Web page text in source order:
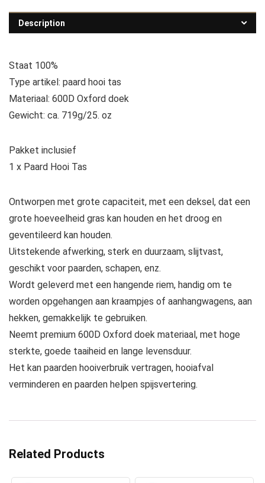
Description
Staat 100%
Type artikel: paard hooi tas
Materiaal: 600D Oxford doek
Gewicht: ca. 719g/25. oz
Pakket inclusief
1 x Paard Hooi Tas
Ontworpen met grote capaciteit, met een deksel, dat een
grote hoeveelheid gras kan houden en het droog en
geventileerd kan houden.
Uitstekende afwerking, sterk en duurzaam, slijtvast,
geschikt voor paarden, schapen, enz.
Wordt geleverd met een hangende riem, handig om te
worden opgehangen aan kraampjes of aanhangwagens, aan
hekken, gemakkelijk te gebruiken.
Neemt premium 600D Oxford doek materiaal, met hoge
sterkte, goede taaiheid en lange levensduur.
Het kan paarden hooiverbruik vertragen, hooiafval
verminderen en paarden helpen spijsvertering.
Related Products